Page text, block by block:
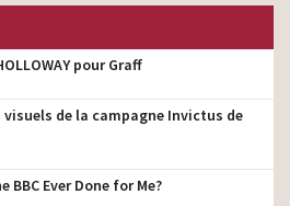
pour Graff
visuels de la campagne Invictus de
BBC Ever Done for Me?